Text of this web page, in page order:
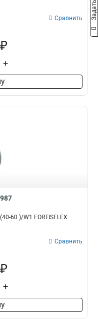
Сравнить
+
60 )/W1 FORTISFLEX
Сравнить
+